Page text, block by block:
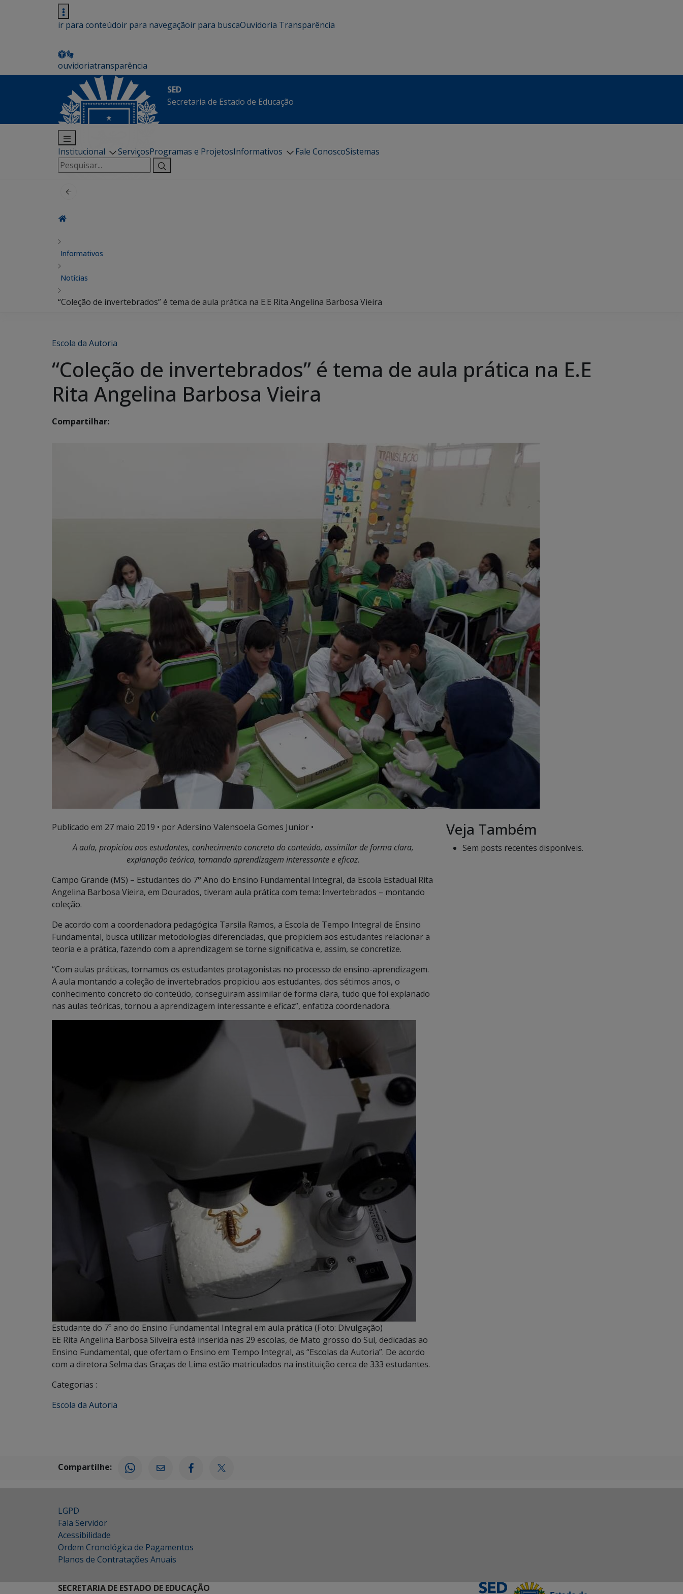
ir para conteúdoir para navegaçãoir para buscaOuvidoria Transparência
ouvidoriatransparência
SED
Secretaria de Estado de Educação
Institucional ServiçosProgramas e ProjetosInformativos Fale ConoscoSistemas
Pesquisar
por:
Informativos
Notícias
“Coleção de invertebrados” é tema de aula prática na E.E Rita Angelina Barbosa Vieira
Escola da Autoria
“Coleção de invertebrados” é tema de aula prática na E.E
Rita Angelina Barbosa Vieira
Compartilhar:
Publicado em 27 maio 2019 • por Adersino Valensoela Gomes Junior •
A aula, propiciou aos estudantes, conhecimento concreto do conteúdo, assimilar de forma clara,
explanação teórica, tornando aprendizagem interessante e eficaz.
Campo Grande (MS) – Estudantes do 7° Ano do Ensino Fundamental Integral, da Escola Estadual Rita
Angelina Barbosa Vieira, em Dourados, tiveram aula prática com tema: Invertebrados – montando
coleção.
De acordo com a coordenadora pedagógica Tarsila Ramos, a Escola de Tempo Integral de Ensino
Fundamental, busca utilizar metodologias diferenciadas, que propiciem aos estudantes relacionar a
teoria e a prática, fazendo com a aprendizagem se torne significativa e, assim, se concretize.
“Com aulas práticas, tornamos os estudantes protagonistas no processo de ensino-aprendizagem.
A aula montando a coleção de invertebrados propiciou aos estudantes, dos sétimos anos, o
conhecimento concreto do conteúdo, conseguiram assimilar de forma clara, tudo que foi explanado
nas aulas teóricas, tornou a aprendizagem interessante e eficaz”, enfatiza coordenadora.
Estudante do 7º ano do Ensino Fundamental Integral em aula prática (Foto: Divulgação)
EE Rita Angelina Barbosa Silveira está inserida nas 29 escolas, de Mato grosso do Sul, dedicadas ao
Ensino Fundamental, que ofertam o Ensino em Tempo Integral, as “Escolas da Autoria”. De acordo
com a diretora Selma das Graças de Lima estão matriculados na instituição cerca de 333 estudantes.
Categorias :
Escola da Autoria
Veja Também
Sem posts recentes disponíveis.
Compartilhe:
LGPD
Fala Servidor
Acessibilidade
Ordem Cronológica de Pagamentos
Planos de Contratações Anuais
SECRETARIA DE ESTADO DE EDUCAÇÃO